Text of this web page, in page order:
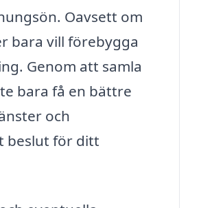
Oavsett om
bara vill förebygga
Genom att samla
bara få en bättre
och
beslut för ditt